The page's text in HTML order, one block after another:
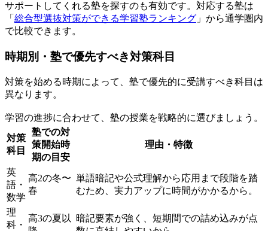
サポートしてくれる塾を探すのも有効です。対応する塾は
「 総合型選抜対策ができる学習塾ランキング 」から通学圏内
で比較できます。
時期別・塾で優先すべき対策科目
対策を始める時期によって、塾で優先的に受講すべき科目は
異なります。
学習の進捗に合わせて、塾の授業を戦略的に選びましょう。
対策
科目
塾での対
策開始時
期の目安
理由・特徴
英
語・
数学
高2の冬〜
春
単語暗記や公式理解から応用まで段階を踏
むため、実力アップに時間がかかるから。
理
科・
高3の夏以
暗記要素が強く、短期間での詰め込みが点